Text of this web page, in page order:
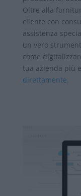
Oltre alla
cliente con
assistenza
un vero
come
tua azienda più
direttamente